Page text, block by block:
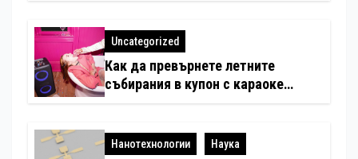
любимци
Uncategorized
Как да превърнете летните
събирания в купон с караоке
Нанотехнологии Наука